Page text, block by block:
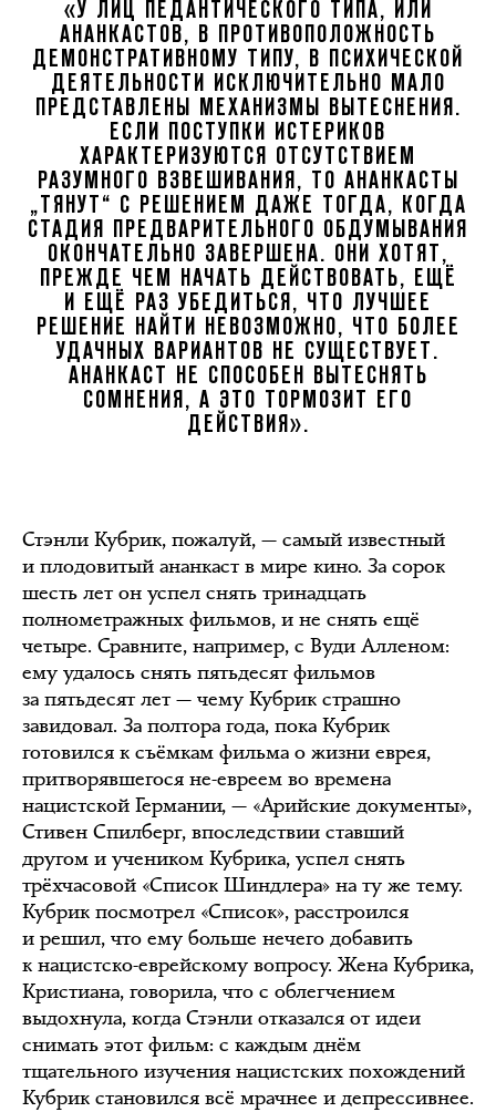
«У ЛИЦ ПЕДАНТИЧЕСКОГО ТИПА, ИЛИ
АНАНКАСТОВ, В ПРОТИВОПОЛОЖНОСТЬ
ДЕМОНСТРАТИВНОМУ ТИПУ, В ПСИХИЧЕСКОЙ
ДЕЯТЕЛЬНОСТИ ИСКЛЮЧИТЕЛЬНО МАЛО
ПРЕДСТАВЛЕНЫ МЕХАНИЗМЫ ВЫТЕСНЕНИЯ.
ЕСЛИ ПОСТУПКИ ИСТЕРИКОВ
ХАРАКТЕРИЗУЮТСЯ ОТСУТСТВИЕМ
РАЗУМНОГО ВЗВЕШИВАНИЯ, ТО АНАНКАСТЫ
„ТЯНУТ“ С РЕШЕНИЕМ ДАЖЕ ТОГДА, КОГДА
СТАДИЯ ПРЕДВАРИТЕЛЬНОГО ОБДУМЫВАНИЯ
ОКОНЧАТЕЛЬНО ЗАВЕРШЕНА. ОНИ ХОТЯТ,
ПРЕЖДЕ ЧЕМ НАЧАТЬ ДЕЙСТВОВАТЬ, ЕЩЁ
И ЕЩЁ РАЗ УБЕДИТЬСЯ, ЧТО ЛУЧШЕЕ
РЕШЕНИЕ НАЙТИ НЕВОЗМОЖНО, ЧТО БОЛЕЕ
УДАЧНЫХ ВАРИАНТОВ НЕ СУЩЕСТВУЕТ.
АНАНКАСТ НЕ СПОСОБЕН ВЫТЕСНЯТЬ
СОМНЕНИЯ, А ЭТО ТОРМОЗИТ ЕГО
ДЕЙСТВИЯ».
Стэнли Кубрик, пожалуй, — самый известный
и плодовитый ананкаст в мире кино. За сорок
шесть лет он успел снять тринадцать
полнометражных фильмов, и не снять ещё
четыре. Сравните, например, с Вуди Алленом:
ему удалось снять пятьдесят фильмов
за пятьдесят лет — чему Кубрик страшно
завидовал. За полтора года, пока Кубрик
готовился к съёмкам фильма о жизни еврея,
притворявшегося не-евреем во времена
нацистской Германии, — «Арийские документы»,
Стивен Спилберг, впоследствии ставший
другом и учеником Кубрика, успел снять
трёхчасовой «Список Шиндлера» на ту же тему.
Кубрик посмотрел «Список», расстроился
и решил, что ему больше нечего добавить
к нацистско-еврейскому вопросу. Жена Кубрика,
Кристиана, говорила, что с облегчением
выдохнула, когда Стэнли отказался от идеи
снимать этот фильм: с каждым днём
тщательного изучения нацистских похождений
Кубрик становился всё мрачнее и депрессивнее.